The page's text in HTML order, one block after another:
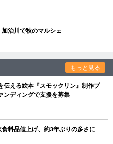
治川で秋のマルシェ
もっと見る
伝える絵本『スモックリン』制作プ
ディングで支援を募集
料品値上げ、約3年ぶりの多さに